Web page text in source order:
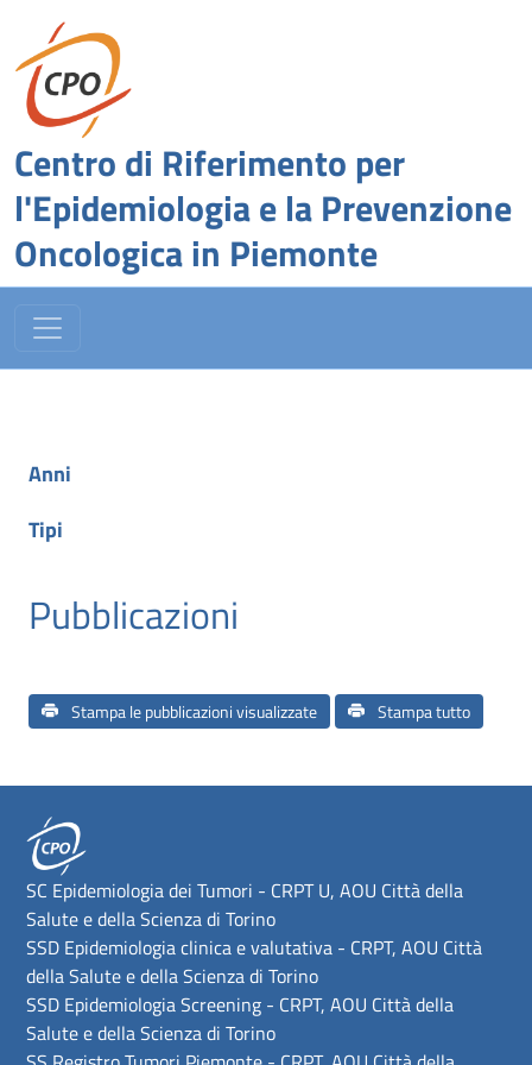
Centro di Riferimento per
l'Epidemiologia e la Prevenzione
Oncologica in Piemonte
Anni
Tipi
Pubblicazioni
Stampa le pubblicazioni visualizzate Stampa tutto
SC Epidemiologia dei Tumori - CRPT U, AOU Città della
Salute e della Scienza di Torino
SSD Epidemiologia clinica e valutativa - CRPT, AOU Città
della Salute e della Scienza di Torino
SSD Epidemiologia Screening - CRPT, AOU Città della
Salute e della Scienza di Torino